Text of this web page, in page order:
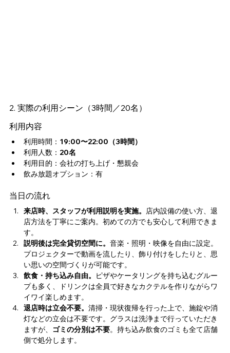
2. 実際の利用シーン（3時間／20名）
利用内容
利用時間： 19:00〜22:00（3時間）
利用人数： 20名
利用目的：会社の打ち上げ・懇親会
飲み放題オプション：有
当日の流れ
来店時、スタッフが利用説明を実施。 店内設備の使い方、退
店方法を丁寧にご案内。初めての方でも安心して利用できま
す。
説明後は完全貸切空間に。 音楽・照明・映像を自由に設定。
プロジェクターで動画を流したり、飾り付けをしたりと、思
い思いの空間づくりが可能です。
飲食・持ち込み自由。
ピザやケータリングを持ち込むグルー
プも多く、ドリンクは全員で好きなカクテルを作りながらワ
イワイ楽しめます。
退店時は立会不要。 清掃・現状復帰を行った上で、施錠や消
灯などの立会は不要です。グラスは洗浄まで行っていただき
ますが、 ゴミの分別は不要。持ち込み飲食のゴミも全て店舗
側で処分します。